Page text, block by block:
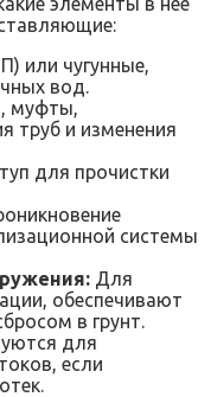
или чугунные,
вод.
муфты,
труб и изменения
для прочистки
системы
Для
обеспечивают
в грунт.
для
если